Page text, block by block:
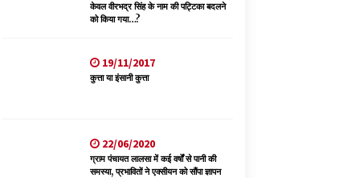
05/08/2026
शूराला में वृक्षारोपण अभियान आयोजित
05/08/2026
ठेकेदार का बिल पास करने के लिए मांगी थी घूस
05/08/2026
केवल वीरभद्र सिंह के नाम की पट्टिका बदलने
को किया गया…?
19/11/2017
कुत्ता या इंसानी कुत्ता
22/06/2020
ग्राम पंचायत लालसा में कई वर्षों से पानी की
समस्या, प्रभावितों ने एक्सीयन को सौंपा ज्ञापन